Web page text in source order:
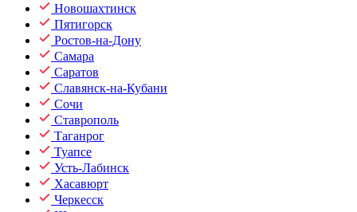
Новошахтинск
Пятигорск
Ростов-на-Дону
Самара
Саратов
Славянск-на-Кубани
Сочи
Ставрополь
Таганрог
Туапсе
Усть-Лабинск
Хасавюрт
Черкесск